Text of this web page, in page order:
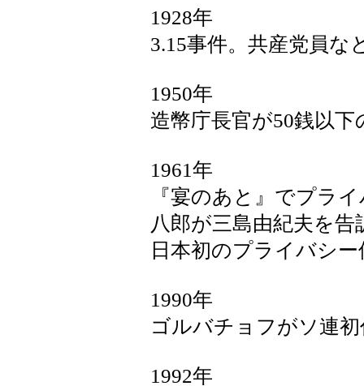
1928年
3.15事件。共産党員な
1950年
造幣庁長官が50銭以
1961年
『宴のあと』でプラ
八郎が三島由紀夫を告
日本初のプライバシー
1990年
ゴルバチョフがソ連
1992年